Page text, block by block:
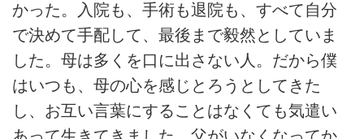
かった。入院も、手術も退院も、すべて自分
で決めて手配して、最後まで毅然としていま
した。母は多くを口に出さない人。だから僕
はいつも、母の心を感じとろうとしてきた
し、お互い言葉にすることはなくても気遣い